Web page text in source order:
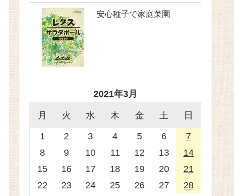
安心種子で家庭菜園
2021年3月
月 火 水 木 金 土 日
1 2 3 4 5 6
7
8
9 10 11 12 13
14
15
16 17 18 19 20
21
22
23 24 25 26 27
28